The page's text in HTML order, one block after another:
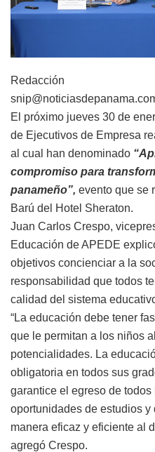
Redacción
El próximo jueves 30 de
de Ejecutivos de Empresa
al cual han denominado
compromiso para
panameño”, evento que se
Barú del Hotel Sheraton.
Juan Carlos Crespo,
Educación de APEDE
objetivos concienciar a la
responsabilidad que todos
calidad del sistema
“La educación debe tener
que le permitan a los niños
potencialidades. La
obligatoria en todos sus
garantice el egreso de
oportunidades de estudios
manera eficaz y eficiente al
agregó Crespo.